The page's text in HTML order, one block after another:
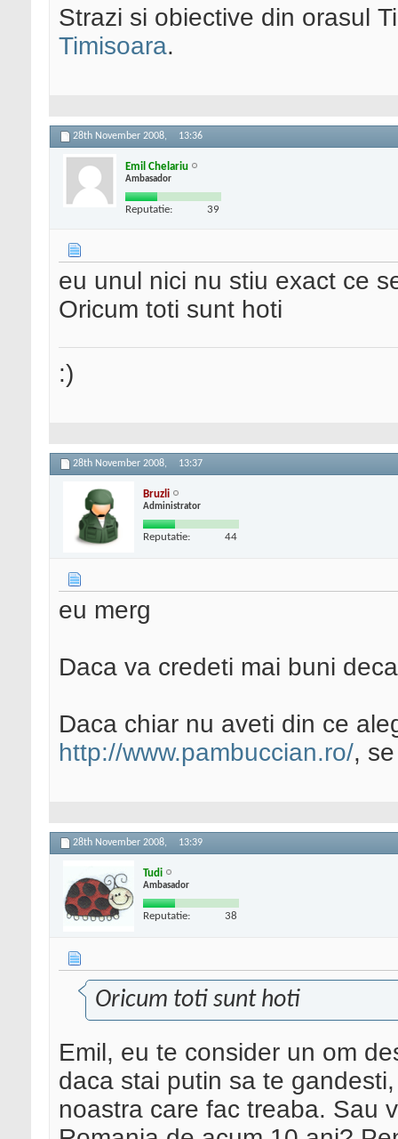
Strazi si obiective din orasul
Timisoara.
28th November 2008, 13:36
Emil Chelariu
Ambasador
Reputatie: 39
eu unul nici nu stiu exact ce
Oricum toti sunt hoti
:)
28th November 2008, 13:37
Bruzli
Administrator
Reputatie: 44
eu merg
Daca va credeti mai buni
Daca chiar nu aveti din ce
http://www.pambuccian.ro/,
28th November 2008, 13:39
Tudi
Ambasador
Reputatie: 38
Oricum toti sunt hoti
Emil, eu te consider un om
daca stai putin sa te
noastra care fac treaba. Sau